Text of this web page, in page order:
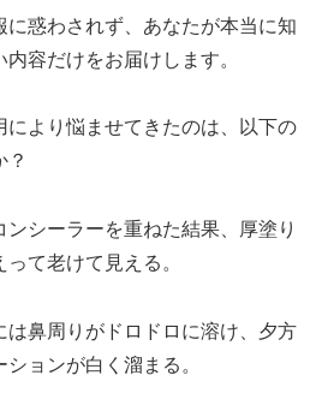
に惑わされず、あなたが本当に知
容だけをお届けします。
により悩ませてきたのは、以下の
？
シーラーを重ねた結果、厚塗り
て老けて見える。
は鼻周りがドロドロに溶け、夕方
ョンが白く溜まる。